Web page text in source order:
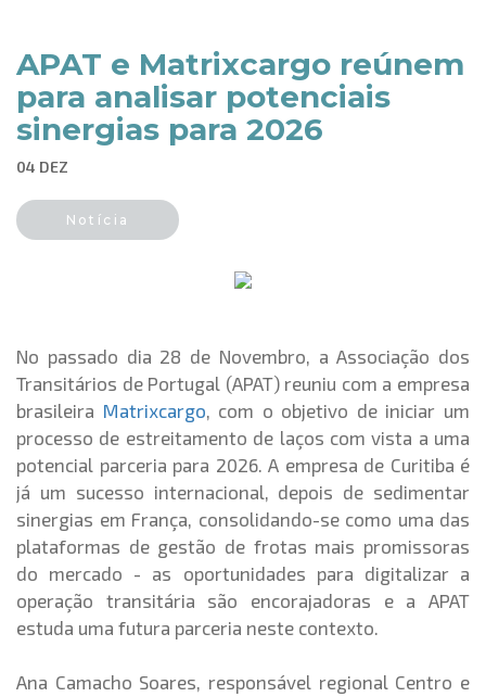
APAT e Matrixcargo reúnem
para analisar potenciais
sinergias para 2026
04 DEZ
Notícia
No passado dia 28 de Novembro, a Associação dos
Transitários de Portugal (APAT) reuniu com a empresa
brasileira Matrixcargo, com o objetivo de iniciar um
processo de estreitamento de laços com vista a uma
potencial parceria para 2026. A empresa de Curitiba é
já um sucesso internacional, depois de sedimentar
sinergias em França, consolidando-se como uma das
plataformas de gestão de frotas mais promissoras
do mercado - as oportunidades para digitalizar a
operação transitária são encorajadoras e a APAT
estuda uma futura parceria neste contexto.
Ana Camacho Soares, responsável regional Centro e